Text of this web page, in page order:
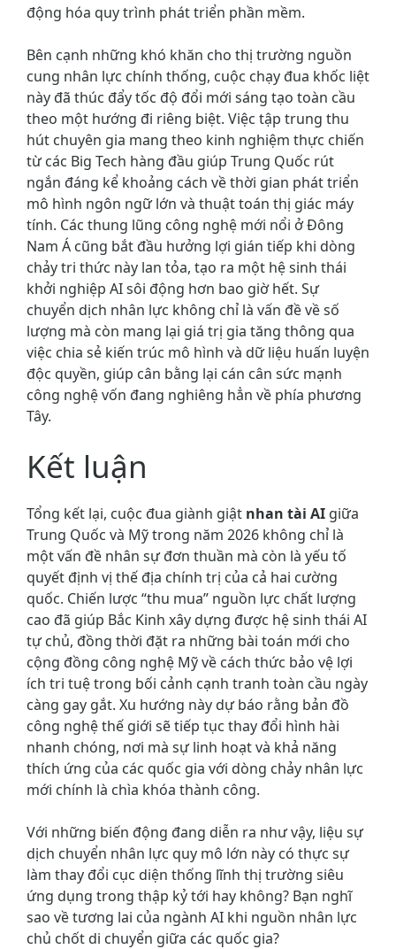
động hóa quy trình phát triển phần mềm.
Bên cạnh những khó khăn cho thị trường nguồn
cung nhân lực chính thống, cuộc chạy đua khốc liệt
này đã thúc đẩy tốc độ đổi mới sáng tạo toàn cầu
theo một hướng đi riêng biệt. Việc tập trung thu
hút chuyên gia mang theo kinh nghiệm thực chiến
từ các Big Tech hàng đầu giúp Trung Quốc rút
ngắn đáng kể khoảng cách về thời gian phát triển
mô hình ngôn ngữ lớn và thuật toán thị giác máy
tính. Các thung lũng công nghệ mới nổi ở Đông
Nam Á cũng bắt đầu hưởng lợi gián tiếp khi dòng
chảy tri thức này lan tỏa, tạo ra một hệ sinh thái
khởi nghiệp AI sôi động hơn bao giờ hết. Sự
chuyển dịch nhân lực không chỉ là vấn đề về số
lượng mà còn mang lại giá trị gia tăng thông qua
việc chia sẻ kiến trúc mô hình và dữ liệu huấn luyện
độc quyền, giúp cân bằng lại cán cân sức mạnh
công nghệ vốn đang nghiêng hẳn về phía phương
Tây.
Kết luận
Tổng kết lại, cuộc đua giành giật nhan tài AI giữa
Trung Quốc và Mỹ trong năm 2026 không chỉ là
một vấn đề nhân sự đơn thuần mà còn là yếu tố
quyết định vị thế địa chính trị của cả hai cường
quốc. Chiến lược “thu mua” nguồn lực chất lượng
cao đã giúp Bắc Kinh xây dựng được hệ sinh thái AI
tự chủ, đồng thời đặt ra những bài toán mới cho
cộng đồng công nghệ Mỹ về cách thức bảo vệ lợi
ích tri tuệ trong bối cảnh cạnh tranh toàn cầu ngày
càng gay gắt. Xu hướng này dự báo rằng bản đồ
công nghệ thế giới sẽ tiếp tục thay đổi hình hài
nhanh chóng, nơi mà sự linh hoạt và khả năng
thích ứng của các quốc gia với dòng chảy nhân lực
mới chính là chìa khóa thành công.
Với những biến động đang diễn ra như vậy, liệu sự
dịch chuyển nhân lực quy mô lớn này có thực sự
làm thay đổi cục diện thống lĩnh thị trường siêu
ứng dụng trong thập kỷ tới hay không? Bạn nghĩ
sao về tương lai của ngành AI khi nguồn nhân lực
chủ chốt di chuyển giữa các quốc gia?